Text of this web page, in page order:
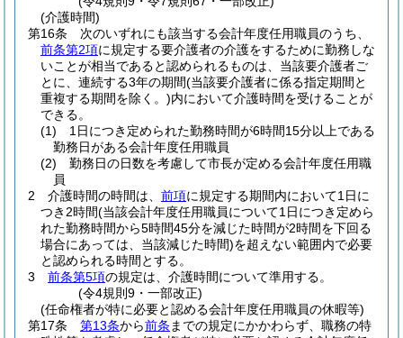
(介護時間)
第16条
次のいずれにも該当する会計年度任用職員のうち、
前条第2項に規定する要介護者の介護をするために勤務しな
いことが相当であると認められるものは、当該要介護者ご
とに、連続する3年の期間(当該要介護者に係る指定期間と
重複する期間を除く。)内において介護時間を受けることが
できる。
(1)
1日につき定められた勤務時間が6時間15分以上である
勤務日がある会計年度任用職員
(2)
勤務日の日数を考慮して市長が定める会計年度任用職
員
2
介護時間の時間は、 前項に規定する期間内において1日に
つき2時間(当該会計年度任用職員について1日につき定めら
れた勤務時間から5時間45分を減じた時間が2時間を下回る
場合にあっては、当該減じた時間)を超えない範囲内で必要
と認められる時間とする。
3
前条第5項の規定は、介護時間について準用する。
(令4規則9・一部改正)
(任命権者が特に必要と認める会計年度任用職員の休暇等)
第17条
第13条から前条 までの規定にかかわらず、職務の特